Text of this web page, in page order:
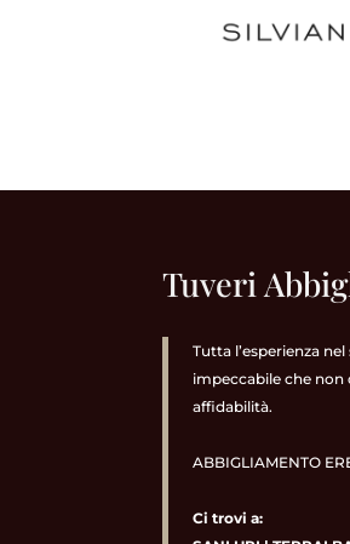
Tuveri
Tutta l’esperienza
impeccabile che non
affidabilità.
ABBIGLIAMENTO
Ci trovi a: